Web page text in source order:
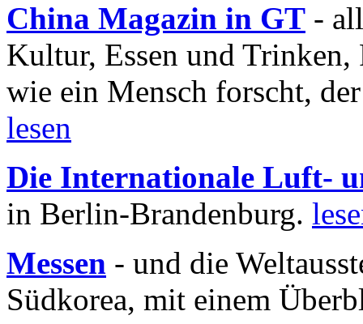
China Magazin in GT -
Kultur, Essen und
wie ein Mensch forscht,
lesen
Die Internationale Luft-
in Berlin-Brandenburg.
Messen - und die
Südkorea, mit einem